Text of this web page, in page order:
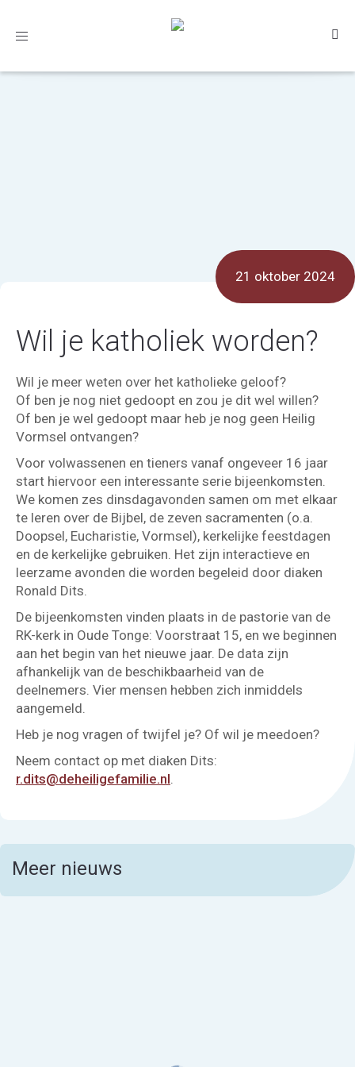
Toggle
21 oktober 2024
Wil je katholiek worden?
Wil je meer weten over het katholieke geloof?
Of ben je nog niet gedoopt en zou je dit wel willen?
Of ben je wel gedoopt maar heb je nog geen Heilig
Vormsel ontvangen?
Voor volwassenen en tieners vanaf ongeveer 16 jaar
start hiervoor een interessante serie bijeenkomsten.
We komen zes dinsdagavonden samen om met elkaar
te leren over de Bijbel, de zeven sacramenten (o.a.
Doopsel, Eucharistie, Vormsel), kerkelijke feestdagen
en de kerkelijke gebruiken. Het zijn interactieve en
leerzame avonden die worden begeleid door diaken
Ronald Dits.
De bijeenkomsten vinden plaats in de pastorie van de
RK-kerk in Oude Tonge: Voorstraat 15, en we beginnen
aan het begin van het nieuwe jaar. De data zijn
afhankelijk van de beschikbaarheid van de
deelnemers. Vier mensen hebben zich inmiddels
aangemeld.
Heb je nog vragen of twijfel je? Of wil je meedoen?
Neem contact op met diaken Dits:
r.dits@deheiligefamilie.nl.
Meer nieuws